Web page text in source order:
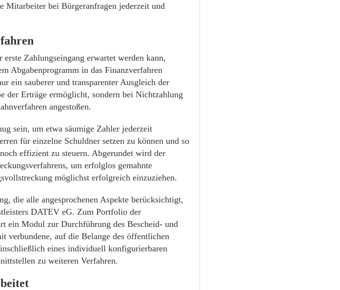
Mitarbeiter bei Bürgeranfragen jederzeit und
Zahlungseingang erwartet werden kann,
Abgabenprogramm in das Finanzverfahren
ein sauberer und transparenter Ausgleich der
der Erträge ermöglicht, sondern bei Nichtzahlung
angestoßen.
sein, um etwa säumige Zahler jederzeit
für einzelne Schuldner setzen zu können und so
effizient zu steuern. Abgerundet wird der
um erfolglos gemahnte
möglichst erfolgreich einzuziehen.
die alle angesprochenen Aspekte berücksichtigt,
DATEV eG. Zum Portfolio der
ein Modul zur Durchführung des Bescheid- und
verbundene, auf die Belange des öffentlichen
eines individuell konfigurierbaren
zu weiteren Verfahren.